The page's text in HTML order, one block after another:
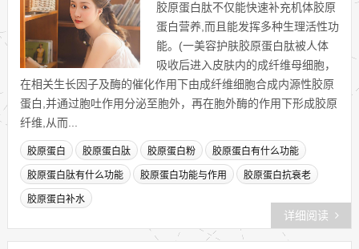
胶原蛋白肽不仅能快速补充机体胶原
蛋白营养,而且能发挥多种生理活性功
能。(一美容护肤胶原蛋白肽被人体
吸收后进入皮肤内的成纤维母细胞，
在相关生长因子及酶的催化作用下由成纤维细胞合成内源性胶原
蛋白,并通过胞吐作用分泌至胞外，再在胞外酶的作用下形成胶原
纤维,从而...
胶原蛋白 胶原蛋白肽 胶原蛋白粉 胶原蛋白有什么功能
胶原蛋白肽有什么功能 胶原蛋白功能与作用 胶原蛋白抗衰老
胶原蛋白补水
详细阅读